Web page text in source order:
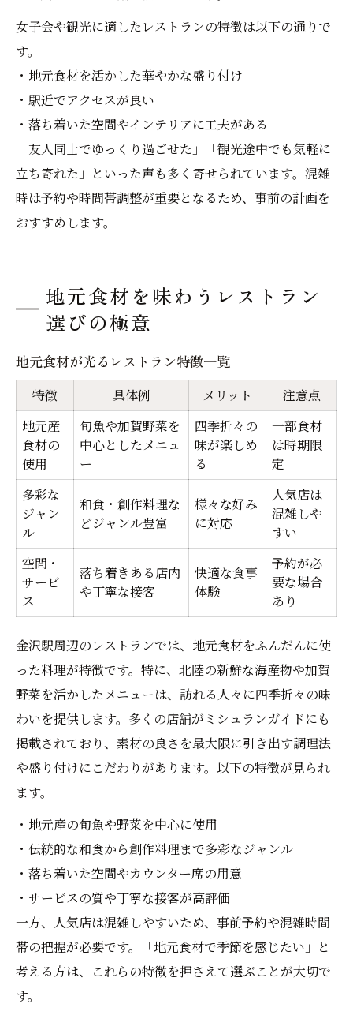
女子会や観光に適したレストランの特徴は以下の通りで
す。
・地元食材を活かした華やかな盛り付け
・駅近でアクセスが良い
・落ち着いた空間やインテリアに工夫がある
「友人同士でゆっくり過ごせた」「観光途中でも気軽に
立ち寄れた」といった声も多く寄せられています。混雑
時は予約や時間帯調整が重要となるため、事前の計画を
おすすめします。
地元食材を味わうレストラン
選びの極意
地元食材が光るレストラン特徴一覧
特徴 具体例 メリット
注意点
地元産
食材の
使用
旬魚や加賀野菜を
中心としたメニュ
ー
四季折々の
味が楽しめ
る
一部食材
は時期限
定
多彩な
ジャン
ル
和食・創作料理な
どジャンル豊富
様々な好み
に対応
人気店は
混雑しや
すい
空間・
サービ
ス
落ち着きある店内
や丁寧な接客
快適な食事
体験
予約が必
要な場合
あり
金沢駅周辺のレストランでは、地元食材をふんだんに使
った料理が特徴です。特に、北陸の新鮮な海産物や加賀
野菜を活かしたメニューは、訪れる人々に四季折々の味
わいを提供します。多くの店舗がミシュランガイドにも
掲載されており、素材の良さを最大限に引き出す調理法
や盛り付けにこだわりがあります。以下の特徴が見られ
ます。
・地元産の旬魚や野菜を中心に使用
・伝統的な和食から創作料理まで多彩なジャンル
・落ち着いた空間やカウンター席の用意
・サービスの質や丁寧な接客が高評価
一方、人気店は混雑しやすいため、事前予約や混雑時間
帯の把握が必要です。「地元食材で季節を感じたい」と
考える方は、これらの特徴を押さえて選ぶことが大切で
す。